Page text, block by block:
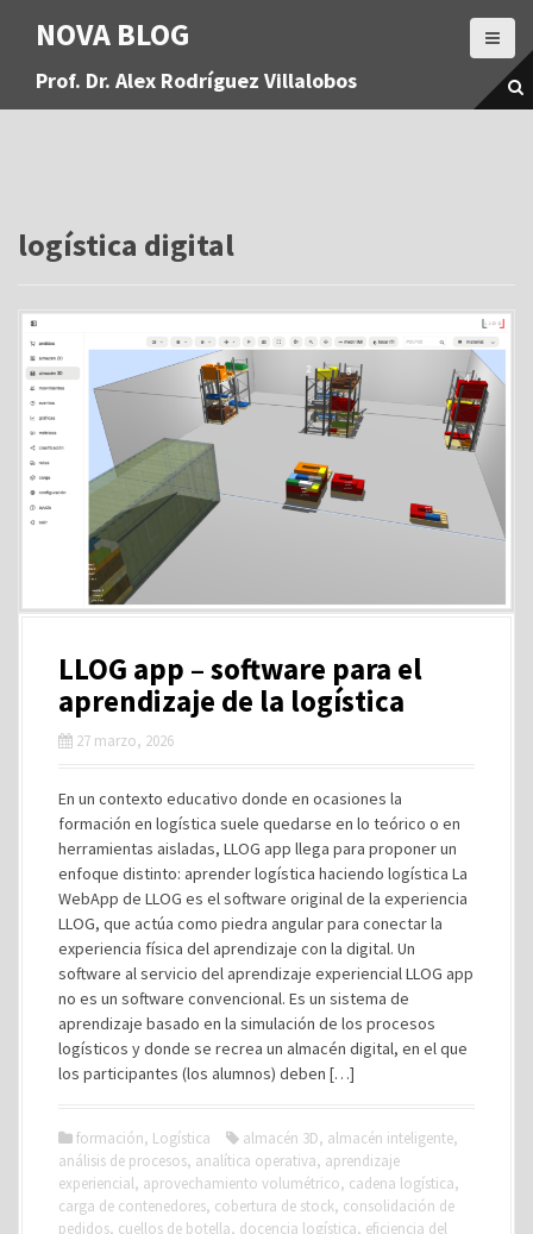
a
NOVA BLOG
Prof. Dr. Alex Rodríguez Villalobos
logística digital
LLOG app – software para el
aprendizaje de la logística
27 marzo, 2026
En un contexto educativo donde en ocasiones la
formación en logística suele quedarse en lo teórico o en
herramientas aisladas, LLOG app llega para proponer un
enfoque distinto: aprender logística haciendo logística La
WebApp de LLOG es el software original de la experiencia
LLOG, que actúa como piedra angular para conectar la
experiencia física del aprendizaje con la digital. Un
software al servicio del aprendizaje experiencial LLOG app
no es un software convencional. Es un sistema de
aprendizaje basado en la simulación de los procesos
logísticos y donde se recrea un almacén digital, en el que
los participantes (los alumnos) deben […]
formación, Logística almacén 3D, almacén inteligente,
análisis de procesos, analítica operativa, aprendizaje
experiencial, aprovechamiento volumétrico, cadena logística,
carga de contenedores, cobertura de stock, consolidación de
pedidos, cuellos de botella, docencia logística, eficiencia del